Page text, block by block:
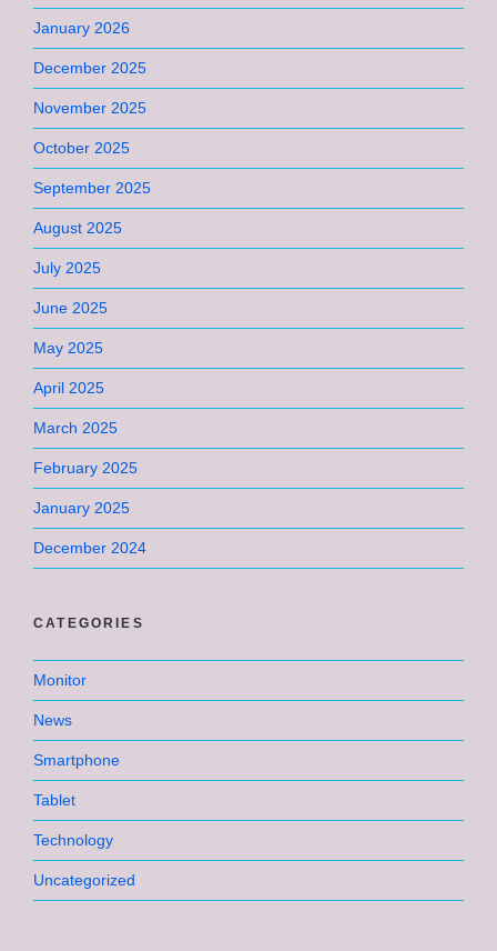
January 2026
December 2025
November 2025
October 2025
September 2025
August 2025
July 2025
June 2025
May 2025
April 2025
March 2025
February 2025
January 2025
December 2024
CATEGORIES
Monitor
News
Smartphone
Tablet
Technology
Uncategorized